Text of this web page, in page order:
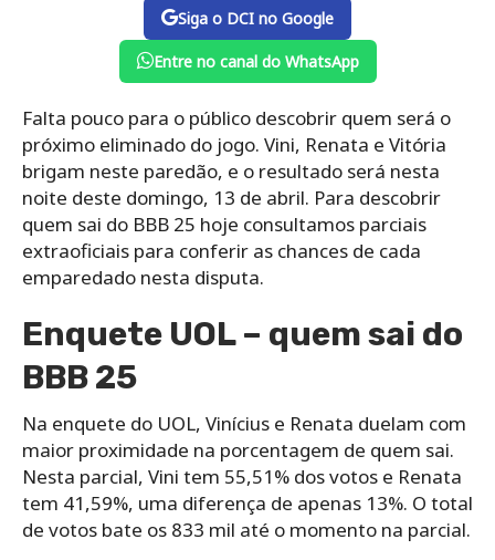
Siga o DCI no Google
Entre no canal do WhatsApp
Falta pouco para o público descobrir quem será o
próximo eliminado do jogo. Vini, Renata e Vitória
brigam neste paredão, e o resultado será nesta
noite deste domingo, 13 de abril. Para descobrir
quem sai do BBB 25 hoje consultamos parciais
extraoficiais para conferir as chances de cada
emparedado nesta disputa.
Enquete UOL – quem sai do
BBB 25
Na enquete do UOL, Vinícius e Renata duelam com
maior proximidade na porcentagem de quem sai.
Nesta parcial, Vini tem 55,51% dos votos e Renata
tem 41,59%, uma diferença de apenas 13%. O total
de votos bate os 833 mil até o momento na parcial.